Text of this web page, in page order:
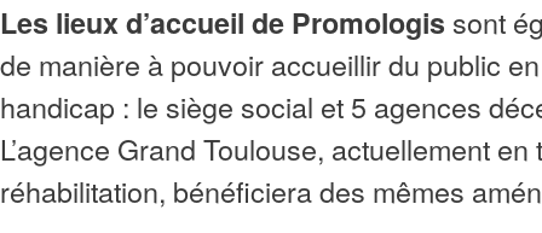
Les lieux d’accueil de Promologis sont
de manière à pouvoir accueillir du public
handicap : le siège social et 5 agences
L’agence Grand Toulouse, actuellement
réhabilitation, bénéficiera des mêmes